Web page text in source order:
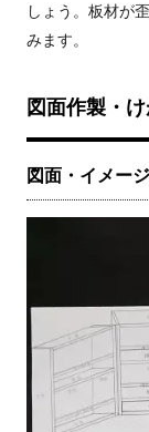
しょう。板材が
みます。
図面作製・け
図面・イメー